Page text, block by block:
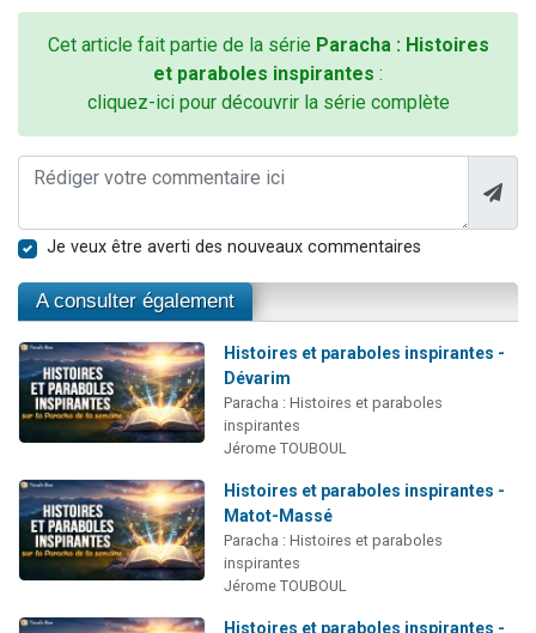
Cet article fait partie de la série Paracha : Histoires
et paraboles inspirantes :
cliquez-ici pour découvrir la série complète
Je veux être averti des nouveaux commentaires
A consulter également
Histoires et paraboles inspirantes -
Dévarim
Paracha : Histoires et paraboles
inspirantes
Jérome TOUBOUL
Histoires et paraboles inspirantes -
Matot-Massé
Paracha : Histoires et paraboles
inspirantes
Jérome TOUBOUL
Histoires et paraboles inspirantes -